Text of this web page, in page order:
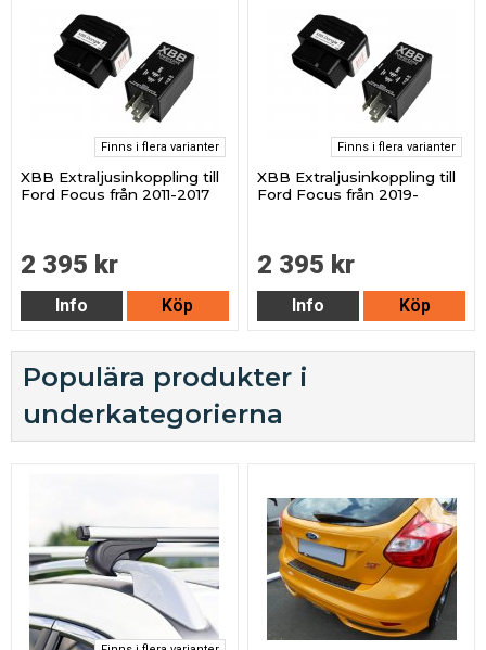
Finns i flera varianter
XBB Extraljusinkoppling till
Ford Focus från 2011-2017
2 395 kr
Info Köp
Finns i flera varianter
XBB Extraljusinkoppling till
Ford Focus från 2019-
2 395 kr
Info Köp
Populära produkter i
underkategorierna